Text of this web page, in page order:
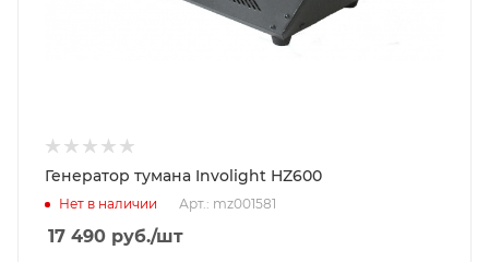
Генератор тумана Involight HZ600
Нет в наличии Арт.: mz001581
17 490 руб./шт